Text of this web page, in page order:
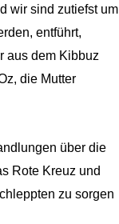
wir sind zutiefst um
entführt,
aus dem Kibbuz
die Mutter
über die
Rote Kreuz und
zu sorgen